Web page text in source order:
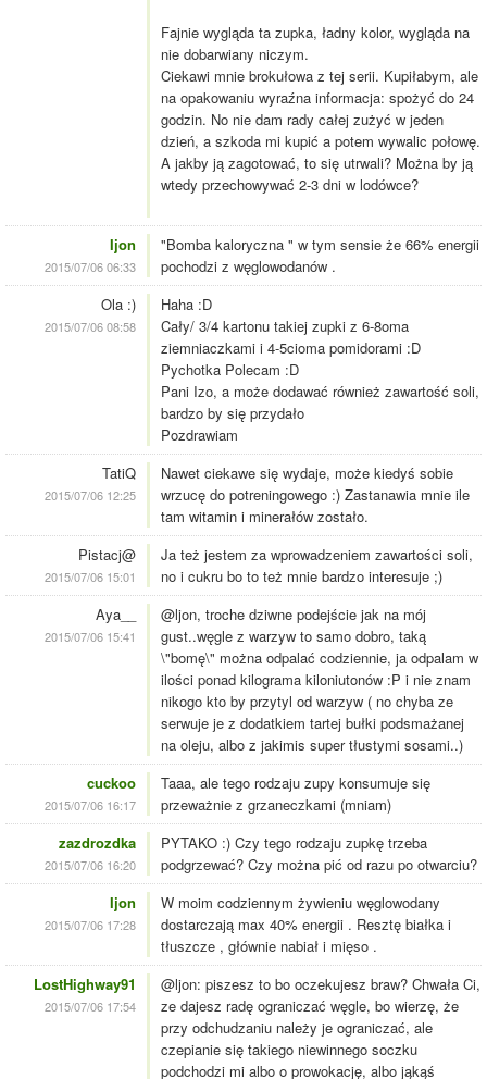
Fajnie wygląda ta zupka, ładny kolor, wygląda na
nie dobarwiany niczym.
Ciekawi mnie brokułowa z tej serii. Kupiłabym, ale
na opakowaniu wyraźna informacja: spożyć do 24
godzin. No nie dam rady całej zużyć w jeden
dzień, a szkoda mi kupić a potem wywalic połowę.
A jakby ją zagotować, to się utrwali? Można by ją
wtedy przechowywać 2-3 dni w lodówce?
Ijon
2015/07/06 06:33
"Bomba kaloryczna " w tym sensie że 66% energii
pochodzi z węglowodanów .
Ola :)
2015/07/06 08:58
Haha :D
Cały/ 3/4 kartonu takiej zupki z 6-8oma
ziemniaczkami i 4-5cioma pomidorami :D
Pychotka Polecam :D
Pani Izo, a może dodawać również zawartość soli,
bardzo by się przydało
Pozdrawiam
TatiQ
2015/07/06 12:25
Nawet ciekawe się wydaje, może kiedyś sobie
wrzucę do potreningowego :) Zastanawia mnie ile
tam witamin i minerałów zostało.
Pistacj@
2015/07/06 15:01
Ja też jestem za wprowadzeniem zawartości soli,
no i cukru bo to też mnie bardzo interesuje ;)
Aya__
2015/07/06 15:41
@ljon, troche dziwne podejście jak na mój
gust..węgle z warzyw to samo dobro, taką
\"bomę\" można odpalać codziennie, ja odpalam w
ilości ponad kilograma kiloniutonów :P i nie znam
nikogo kto by przytyl od warzyw ( no chyba ze
serwuje je z dodatkiem tartej bułki podsmażanej
na oleju, albo z jakimis super tłustymi sosami..)
cuckoo
2015/07/06 16:17
Taaa, ale tego rodzaju zupy konsumuje się
przeważnie z grzaneczkami (mniam)
zazdrozdka
2015/07/06 16:20
PYTAKO :) Czy tego rodzaju zupkę trzeba
podgrzewać? Czy można pić od razu po otwarciu?
Ijon
2015/07/06 17:28
W moim codziennym żywieniu węglowodany
dostarczają max 40% energii . Resztę białka i
tłuszcze , głównie nabiał i mięso .
LostHighway91
2015/07/06 17:54
@ljon: piszesz to bo oczekujesz braw? Chwała Ci,
ze dajesz radę ograniczać węgle, bo wierzę, że
przy odchudzaniu należy je ograniczać, ale
czepianie się takiego niewinnego soczku
podchodzi mi albo o prowokację, albo jąkąś